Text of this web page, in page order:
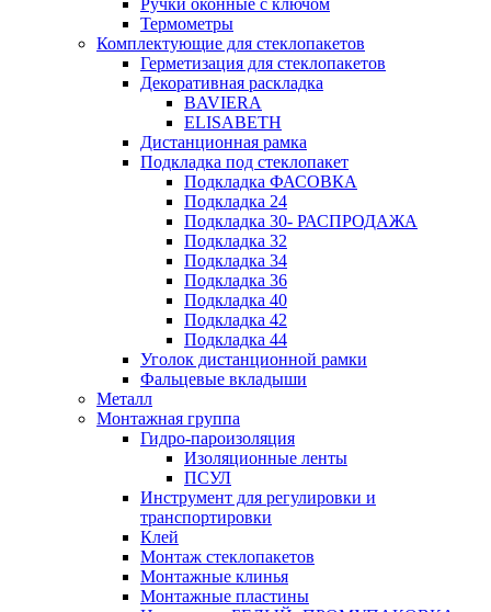
Термометры
Комплектующие для стеклопакетов
Герметизация для стеклопакетов
Декоративная раскладка
BAVIERA
ELISABETH
Дистанционная рамка
Подкладка под стеклопакет
Подкладка ФАСОВКА
Подкладка 24
Подкладка 30- РАСПРОДАЖА
Подкладка 32
Подкладка 34
Подкладка 36
Подкладка 40
Подкладка 42
Подкладка 44
Уголок дистанционной рамки
Фальцевые вкладыши
Металл
Монтажная группа
Гидро-пароизоляция
Изоляционные ленты
ПСУЛ
Инструмент для регулировки и
транспортировки
Клей
Монтаж стеклопакетов
Монтажные клинья
Монтажные пластины